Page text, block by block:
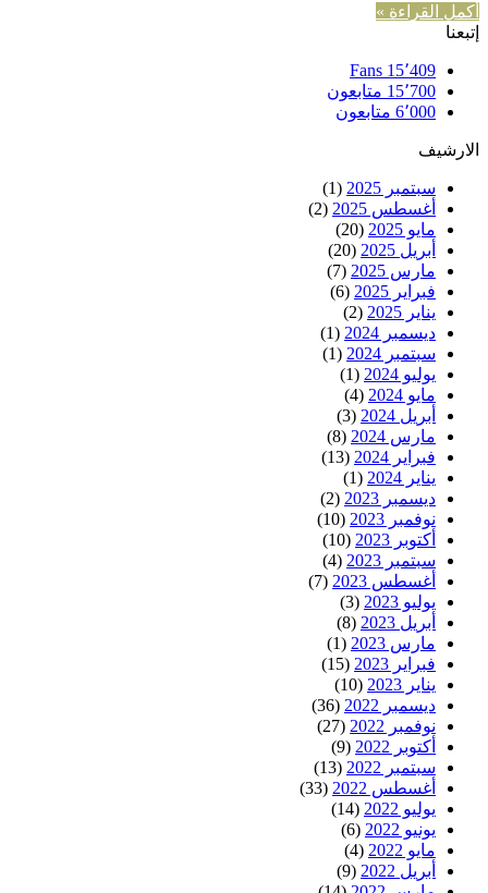
أكمل القراءة »
إتبعنا
15٬409 Fans
15٬700 متابعون
6٬000 متابعون
الارشيف
سبتمبر 2025
(1)
أغسطس 2025
(2)
مايو 2025
(20)
أبريل 2025
(20)
مارس 2025
(7)
فبراير 2025
(6)
يناير 2025
(2)
ديسمبر 2024
(1)
سبتمبر 2024
(1)
يوليو 2024
(1)
مايو 2024
(4)
أبريل 2024
(3)
مارس 2024
(8)
فبراير 2024
(13)
يناير 2024
(1)
ديسمبر 2023
(2)
نوفمبر 2023
(10)
أكتوبر 2023
(10)
سبتمبر 2023
(4)
أغسطس 2023
(7)
يوليو 2023
(3)
أبريل 2023
(8)
مارس 2023
(1)
فبراير 2023
(15)
يناير 2023
(10)
ديسمبر 2022
(36)
نوفمبر 2022
(27)
أكتوبر 2022
(9)
سبتمبر 2022
(13)
أغسطس 2022
(33)
يوليو 2022
(14)
يونيو 2022
(6)
مايو 2022
(4)
أبريل 2022
(9)